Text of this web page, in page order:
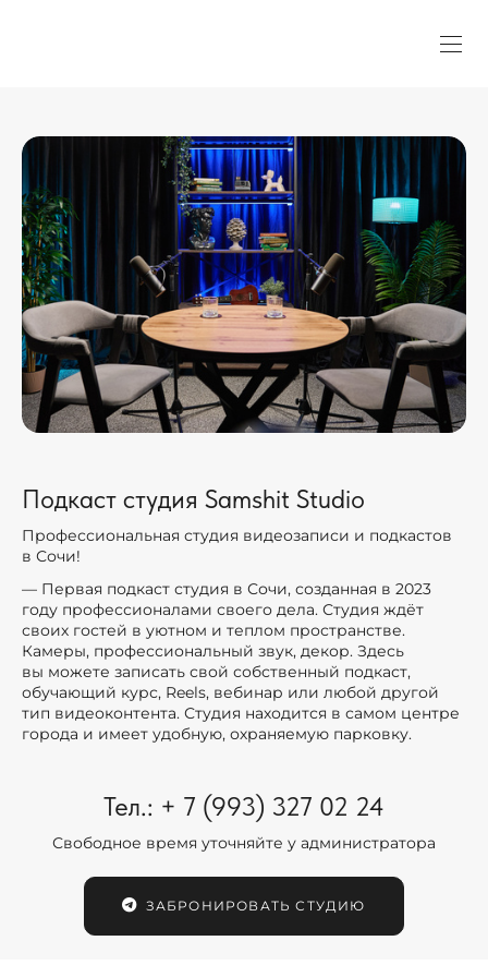
Подкаст студия Samshit Studio
Профессиональная студия видеозаписи и подкастов
в Сочи!
— Первая подкаст студия в Сочи, созданная в 2023
году профессионалами своего дела. Студия ждёт
своих гостей в уютном и теплом пространстве.
Камеры, профессиональный звук, декор. Здесь
вы можете записать свой собственный подкаст,
обучающий курс, Reels, вебинар или любой другой
тип видеоконтента. Студия находится в самом центре
города и имеет удобную, охраняемую парковку.
Тел.: + 7 (993) 327 02 24
Свободное время уточняйте у администратора
ЗАБРОНИРОВАТЬ СТУДИЮ